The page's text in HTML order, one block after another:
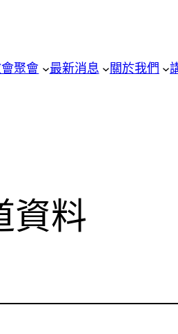
聚會 最新消息 關於我們
資料